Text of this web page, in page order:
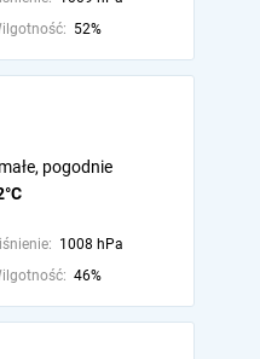
52%
pogodnie
1008 hPa
46%